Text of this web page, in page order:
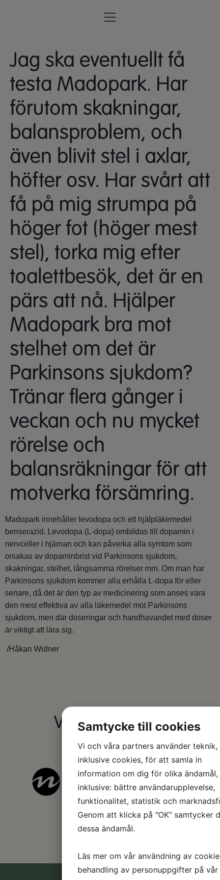
Jag ska eventuellt få
testa Madopark. Har
förutom skakningar,
balansproblem, och
även blivit stel i axlar,
höfter osv. Har svårt att
få på mig strumpa på
höger fot (höger mest
stel), torka mig efter
toalettbesök, det är en
pärs att nå. Hjälper
Madopark bra mot
stelhet om det är
Parkinsons sjukdom?
Tränar flera gånger i
veckan och nu mycket
rörelse och
balansräkningar för att
motverka försämring.
Madopark innehåller levodopa och ett hjälpläkemedel
benserazid. Levodopa (L-dopa) ombildas till dopamin i
nervceller i hjärnan och kan påverka alla symtom som
orsakas av dopaminbrist vid Parkinsons sjukdom,
skakningar, stelhet, långsamma rörelser mm. Om man har
Parkinsons sjukdom kommer alla erhålla L-dopa för eller
senare, då det är den typ av medicinering som anses vara
den mest effektiva av alla läkemedel mot Parkinsons
sjukdom, men där doseringar och handhavandet med doser
är viktigt att lära sig.
/Håkan Widner
Våra sponsorer
Samtycke till cookies
Vi och våra partners använder teknik,
inklusive cookies, för att samla in
information om dig för olika ändamål,
inklusive: bättre användarupplevelse,
funktionalitet, statistik och
Genom att klicka på "OK" samtycker
dessa ändamål.
Läs mer om vår användning av
behandling av personuppgifter på vår